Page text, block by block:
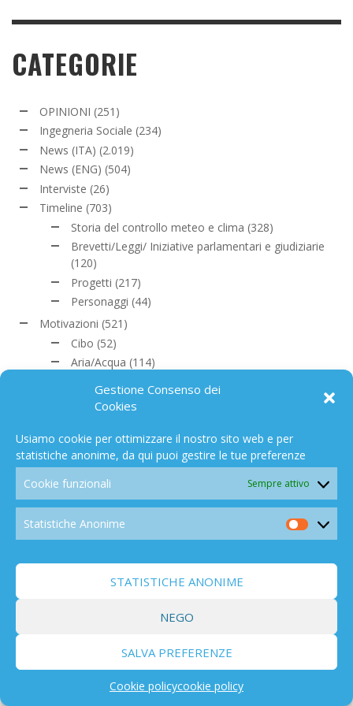
Gestione Consenso dei
Cookies
Usiamo cookie per ottimizzare il nostro sito web e per
statistiche anonime, da qui puoi gestire le tue preferenze
Cookie funzionali
Sempre attivo
Statistiche Anonime
STATISTICHE ANONIME
NEGO
SALVA PREFERENZE
Cookie policycookie policy
CATEGORIE
OPINIONI (251)
Ingegneria Sociale (234)
News (ITA) (2.019)
News (ENG) (504)
Interviste (26)
Timeline (703)
Storia del controllo meteo e clima (328)
Brevetti/Leggi/ Iniziative parlamentari e giudiziarie
(120)
Progetti (217)
Personaggi (44)
Motivazioni (521)
Cibo (52)
Aria/Acqua (114)
Economico(50)
Tecnologie (846)
Sistemi Radar(117)
Rilascio Aerosol in Atmosfera
(141)
Sunradiation Management(54)
CO2(168)
Nucleare(198)
Politica/economia(459)
Campo elettromagnetico